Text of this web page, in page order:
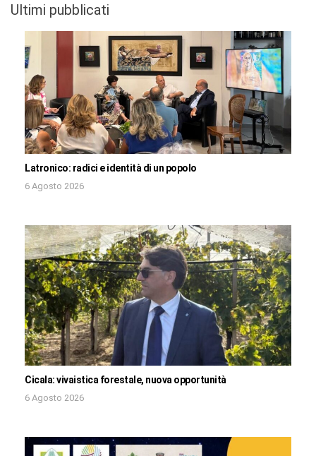
Ultimi pubblicati
Latronico: radici e identità di un popolo
6 Agosto 2026
Cicala: vivaistica forestale, nuova opportunità
6 Agosto 2026